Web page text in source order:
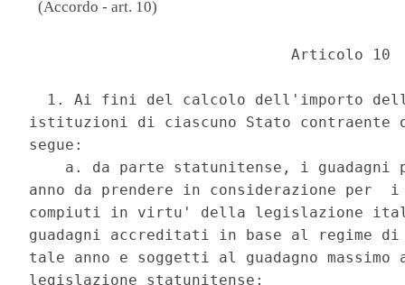
(Accordo - art. 10)
                             Articolo 10
1. Ai fini del calcolo dell'importo
istituzioni di ciascuno Stato contraente
segue:
a. da parte statunitense, i guadagni
anno da prendere in considerazione
compiuti in virtu' della legislazione
guadagni accreditati in base al regime
tale anno e soggetti al guadagno
legislazione statunitense;